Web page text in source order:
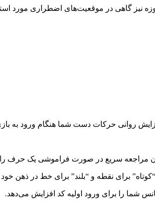
گاهی در موقعیت‌های اضطراری مورد
روانی حرکات دست شما هنگام ورود به
مراجعه سریع در صورت فراموشی یک حرف
برای نقطه و “بلند” برای خط در ذهن خود
شما را برای ورود اولیه کد افزایش می‌دهد.